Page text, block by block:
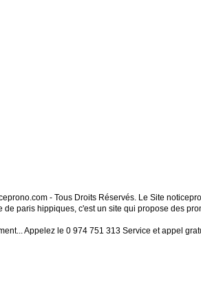
- Tous Droits Réservés. Le Site
de paris hippiques, c'est un site qui propose des
Appelez le 0 974 751 313 Service et appel